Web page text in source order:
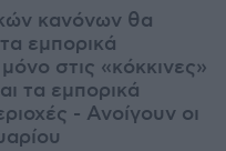
κανόνων θα
εμπορικά
στις «κόκκινες»
τα εμπορικά
- Ανοίγουν οι